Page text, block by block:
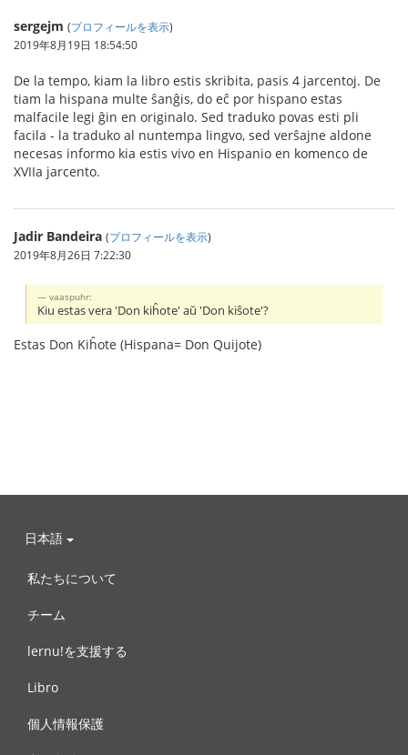
sergejm (プロフィールを表示)
2019年8月19日 18:54:50
De la tempo, kiam la libro estis skribita, pasis 4 jarcentoj. De
tiam la hispana multe ŝanĝis, do eĉ por hispano estas
malfacile legi ĝin en originalo. Sed traduko povas esti pli
facila - la traduko al nuntempa lingvo, sed verŝajne aldone
necesas informo kia estis vivo en Hispanio en komenco de
XVIIa jarcento.
Jadir Bandeira (プロフィールを表示)
2019年8月26日 7:22:30
vaaspuhr:
Kiu estas vera 'Don kiĥote' aŭ 'Don kiŝote'?
Estas Don Kiĥote (Hispana= Don Quijote)
日本語
私たちについて
チーム
lernu!を支援する
Libro
個人情報保護